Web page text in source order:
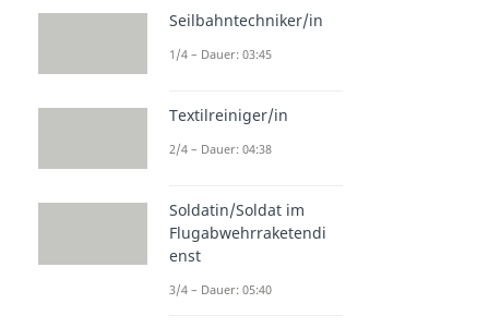
Seilbahntechniker/in
1/4 – Dauer: 03:45
Textilreiniger/in
2/4 – Dauer: 04:38
Soldatin/Soldat im
Flugabwehrraketendi
enst
3/4 – Dauer: 05:40